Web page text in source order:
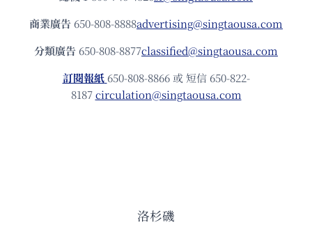
商業廣告 650-808-8888advertising@singtaousa.com
分類廣告 650-808-8877classified@singtaousa.com
訂閱報紙 650-808-8866 或 短信 650-822-
8187circulation@singtaousa.com
洛杉磯